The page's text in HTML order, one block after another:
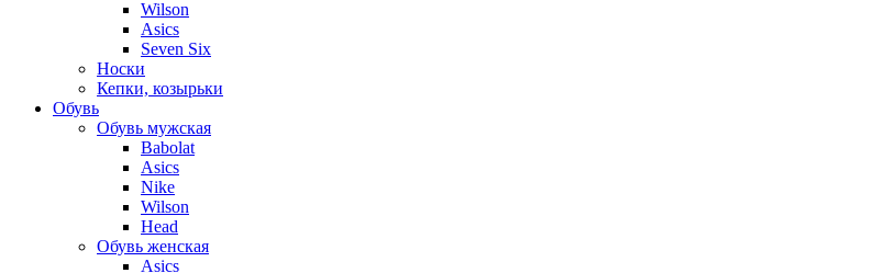
Wilson
Asics
Seven Six
Носки
Кепки, козырьки
Обувь
Обувь мужская
Babolat
Asics
Nike
Wilson
Head
Обувь женская
Asics